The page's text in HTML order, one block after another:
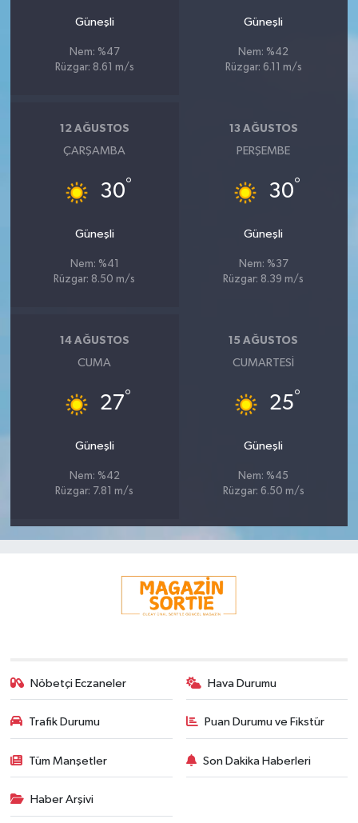
Güneşli
Nem: %47
Rüzgar: 8.61 m/s
Güneşli
Nem: %42
Rüzgar: 6.11 m/s
12 AĞUSTOS
ÇARŞAMBA
30°
Güneşli
Nem: %41
Rüzgar: 8.50 m/s
13 AĞUSTOS
PERŞEMBE
30°
Güneşli
Nem: %37
Rüzgar: 8.39 m/s
14 AĞUSTOS
CUMA
27°
Güneşli
Nem: %42
Rüzgar: 7.81 m/s
15 AĞUSTOS
CUMARTESI
25°
Güneşli
Nem: %45
Rüzgar: 6.50 m/s
Nöbetçi Eczaneler Hava Durumu
Trafik Durumu Puan Durumu ve Fikstür
Tüm Manşetler Son Dakika Haberleri
Haber Arşivi